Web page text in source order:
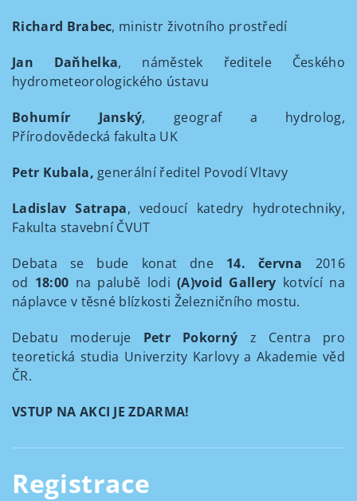
Richard Brabec, ministr životního prostředí
Jan Daňhelka, náměstek ředitele Českého
hydrometeorologického ústavu
Bohumír Janský, geograf a hydrolog,
Přírodovědecká fakulta UK
Petr Kubala, generální ředitel Povodí Vltavy
Ladislav Satrapa, vedoucí katedry hydrotechniky,
Fakulta stavební ČVUT
Debata se bude konat dne 14. června 2016
od 18:00 na palubě lodi(A)void Gallery kotvící na
náplavce v těsné blízkosti Železničního mostu.
Debatu moderuje Petr Pokorný z
Centra pro
teoretická studia Univerzity Karlovy a Akademie věd
ČR.
VSTUP NA AKCI JE ZDARMA!
Registrace